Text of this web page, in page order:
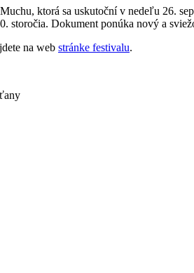
ktorá sa uskutoční v nedeľu 26.
storočia. Dokument ponúka nový a
na web stránke festivalu.